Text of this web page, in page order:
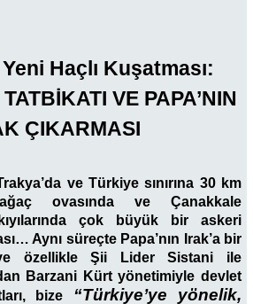
Haçlı Kuşatması:
VE PAPA’NIN
ÇIKARMASI
ve Türkiye sınırına 30 km
ovasında ve Çanakkale
kıyılarında çok büyük bir askeri
Aynı süreçte Papa’nın Irak’a bir
özellikle Şii Lider Sistani ile
Barzani Kürt yönetimiyle devlet
bize “Türkiye’ye yönelik,